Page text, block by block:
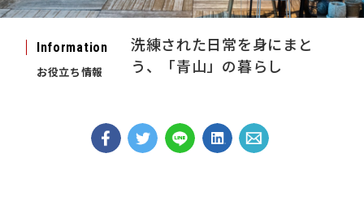
Information
お役立ち情報
洗練された日常を身にまと
う、「青山」の暮らし